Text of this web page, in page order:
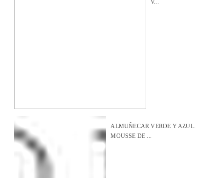
V...
ALMUÑECAR VERDE Y AZUL.
MOUSSE DE ...